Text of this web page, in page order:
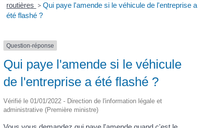
routières > Qui paye l'amende si le véhicule de l'entreprise a
été flashé ?
Question-réponse
Qui paye l'amende si le véhicule
de l'entreprise a été flashé ?
Vérifié le 01/01/2022 - Direction de l'information légale et
administrative (Première ministre)